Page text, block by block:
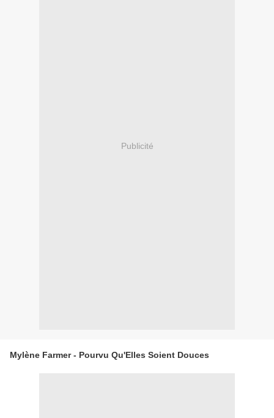
Publicité
Mylène Farmer - Pourvu Qu'Elles Soient Douces